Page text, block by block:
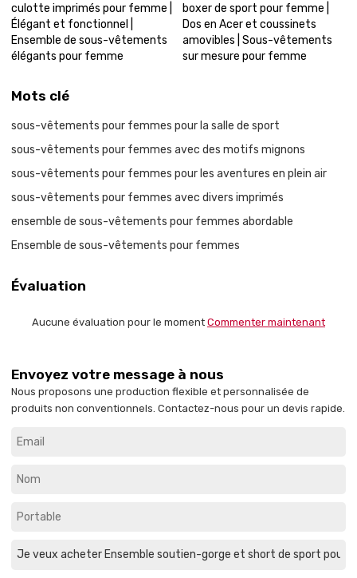
culotte imprimés pour femme |
Élégant et fonctionnel |
Ensemble de sous-vêtements
élégants pour femme
boxer de sport pour femme |
Dos en Acer et coussinets
amovibles | Sous-vêtements
sur mesure pour femme
Mots clé
sous-vêtements pour femmes pour la salle de sport
sous-vêtements pour femmes avec des motifs mignons
sous-vêtements pour femmes pour les aventures en plein air
sous-vêtements pour femmes avec divers imprimés
ensemble de sous-vêtements pour femmes abordable
Ensemble de sous-vêtements pour femmes
Évaluation
Aucune évaluation pour le moment Commenter maintenant
Envoyez votre message à nous
Nous proposons une production flexible et personnalisée de
produits non conventionnels. Contactez-nous pour un devis rapide.